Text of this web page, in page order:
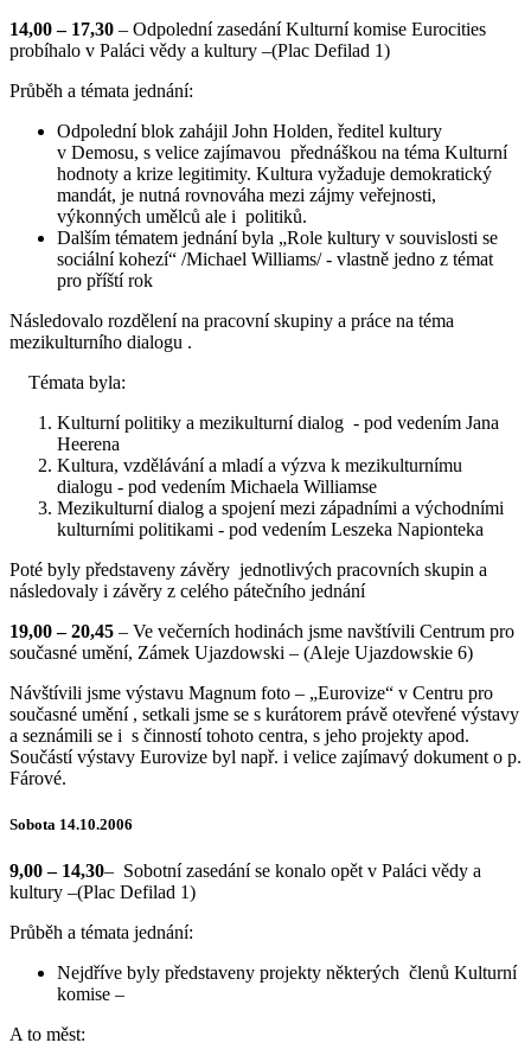
14,00 – 17,30 – Odpolední zasedání Kulturní komise Eurocities
probíhalo v Paláci vědy a kultury –(Plac Defilad 1)
Průběh a témata jednání:
Odpolední blok zahájil John Holden, ředitel kultury
v Demosu, s velice zajímavou přednáškou na téma Kulturní
hodnoty a krize legitimity. Kultura vyžaduje demokratický
mandát, je nutná rovnováha mezi zájmy veřejnosti,
výkonných umělců ale i politiků.
Dalším tématem jednání byla „Role kultury v souvislosti se
sociální kohezí“ /Michael Williams/ - vlastně jedno z témat
pro příští rok
Následovalo rozdělení na pracovní skupiny a práce na téma
mezikulturního dialogu .
Témata byla:
Kulturní politiky a mezikulturní dialog - pod vedením Jana
Heerena
Kultura, vzdělávání a mladí a výzva k mezikulturnímu
dialogu - pod vedením Michaela Williamse
Mezikulturní dialog a spojení mezi západními a východními
kulturními politikami - pod vedením Leszeka Napionteka
Poté byly představeny závěry jednotlivých pracovních skupin a
následovaly i závěry z celého pátečního jednání
19,00 – 20,45 – Ve večerních hodinách jsme navštívili Centrum pro
současné umění, Zámek Ujazdowski – (Aleje Ujazdowskie 6)
Návštívili jsme výstavu Magnum foto – „Eurovize“ v Centru pro
současné umění , setkali jsme se s kurátorem právě otevřené výstavy
a seznámili se i s činností tohoto centra, s jeho projekty apod.
Součástí výstavy Eurovize byl např. i velice zajímavý dokument o p.
Fárové.
Sobota 14.10.2006
9,00 – 14,30– Sobotní zasedání se konalo opět v Paláci vědy a
kultury –(Plac Defilad 1)
Průběh a témata jednání:
Nejdříve byly představeny projekty některých členů Kulturní
komise –
A to měst: